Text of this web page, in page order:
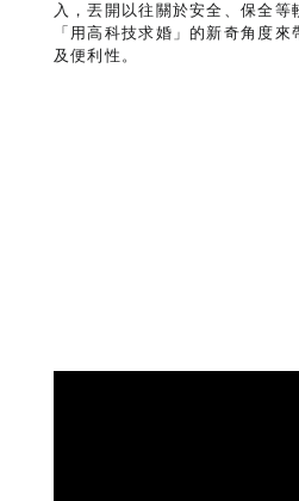
入，丟開以往關於安全、保全等
「用高科技求婚」的新奇角度
及便利性。